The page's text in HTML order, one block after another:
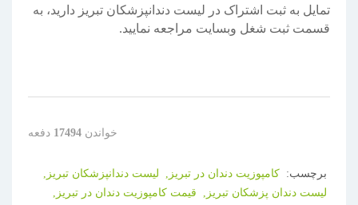
تمایل به ثبت اشتراک در لیست دندانپزشکان تبریز دارید، به
قسمت ثبت شغل وبسایت مراجعه نمایید.
خواندن 17494 دفعه
برچسب: کامپوزیت دندان در تبریز,
لیست دندانپزشکان تبریز,
لیست دندان پزشکان تبریز,
قیمت کامپوزیت دندان در تبریز,